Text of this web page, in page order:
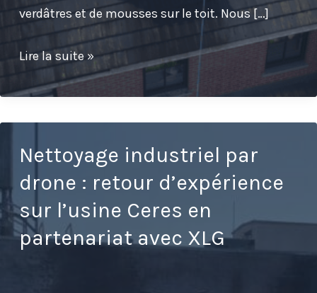
verdâtres et de mousses sur le toit. Nous […]
Traitement
toiture
à
Watermael-
Boitsfort,
à
Bruxelles
Lire la suite »
Nettoyage industriel par
drone : retour d’expérience
sur l’usine Ceres en
partenariat avec XLG